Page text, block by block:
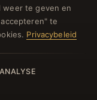
weer te geven en
te
Privacybeleid